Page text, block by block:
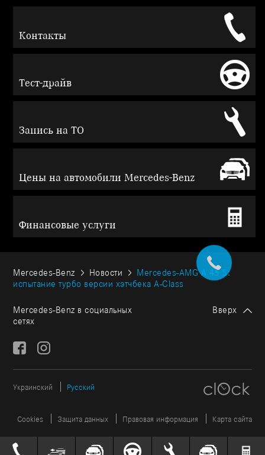
Контакты
Тест-драйв
Запись на ТО
Цены на автомобили Mercedes-Benz
Финансовые услуги
Mercedes-Benz Новости
Mercedes-AMG A 45 S:
испытание турбо версии хэтчбека A-Class
Mercedes-Benz в социальных
сетях
Вверх
Украинский Русский
Cookies Защита данных Правовая информация Карта сайта